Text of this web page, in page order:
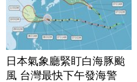
日本氣象廳緊盯白海豚颱
風 台灣最快下午發海警